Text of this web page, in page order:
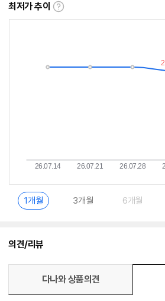
최저가 추이
최
란?
1개월 3개월 6개월
의견/리뷰
다나와 상품의견